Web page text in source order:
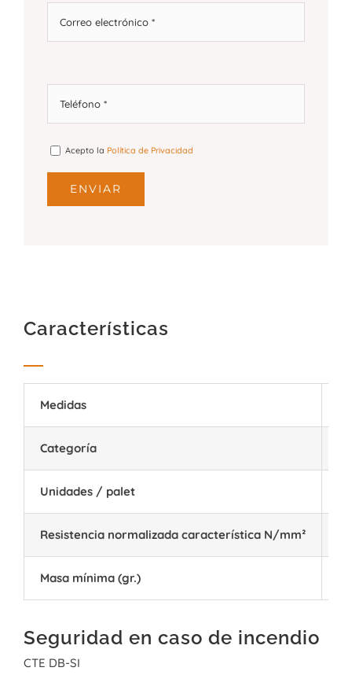
Acepto la Política de Privacidad
Características
Medidas
Categoría
Unidades / palet
Resistencia normalizada característica N/mm²
Masa mínima (gr.)
Seguridad en caso de incendio
CTE DB-SI